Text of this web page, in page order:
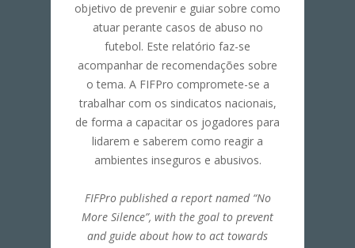
objetivo de prevenir e guiar sobre como
atuar perante casos de abuso no
futebol. Este relatório faz-se
acompanhar de recomendações sobre
o tema. A FIFPro compromete-se a
trabalhar com os sindicatos nacionais,
de forma a capacitar os jogadores para
lidarem e saberem como reagir a
ambientes inseguros e abusivos.
FIFPro published a report named “No
More Silence”, with the goal to prevent
and guide about how to act towards